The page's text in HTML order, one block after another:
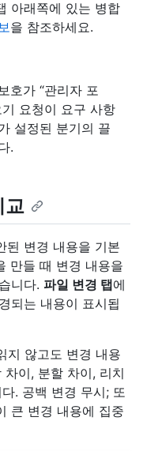
아래쪽에 있는 병합
을 참조하세요.
호가 “관리자 포
요청이 요구 사항
설정된 분기의 끌
.
교
된 변경 내용을 기본
만들 때 변경 내용을
니다. 파일 변경 탭에
되는 내용이 표시됩
지 않고도 변경 내용
이, 분할 차이, 리치
. 공백 변경 무시; 또
큰 변경 내용에 집중